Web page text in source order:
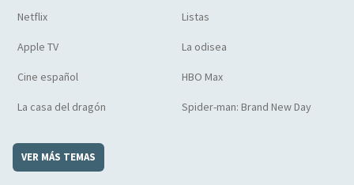
Netflix Listas
Apple TV La odisea
Cine español HBO Max
La casa del dragón Spider-man: Brand New Day
VER MÁS TEMAS